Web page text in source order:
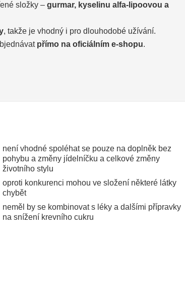
složky – gurmar, kyselinu alfa-lipoovou a
, takže je vhodný i pro dlouhodobé užívání.
přímo na oficiálním e-shopu.
není vhodné spoléhat se pouze na doplněk bez
pohybu a změny jídelníčku a celkové změny
životního stylu
oproti konkurenci mohou ve složení některé látky
chybět
neměl by se kombinovat s léky a dalšími přípravky
na snížení krevního cukru